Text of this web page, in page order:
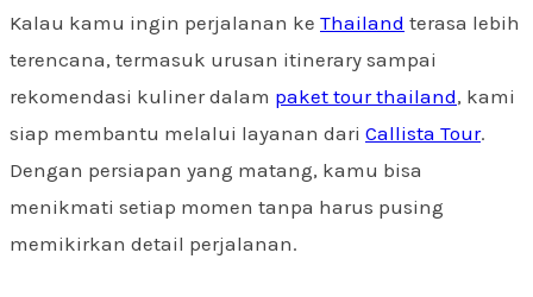
Kalau kamu ingin perjalanan ke Thailand terasa lebih
terencana, termasuk urusan itinerary sampai
rekomendasi kuliner dalam paket tour thailand, kami
siap membantu melalui layanan dari Callista Tour.
Dengan persiapan yang matang, kamu bisa
menikmati setiap momen tanpa harus pusing
memikirkan detail perjalanan.